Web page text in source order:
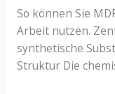
So können Sie
Arbeit nutzen.
synthetische
Struktur Die